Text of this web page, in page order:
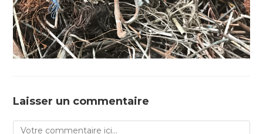
Laisser un commentaire